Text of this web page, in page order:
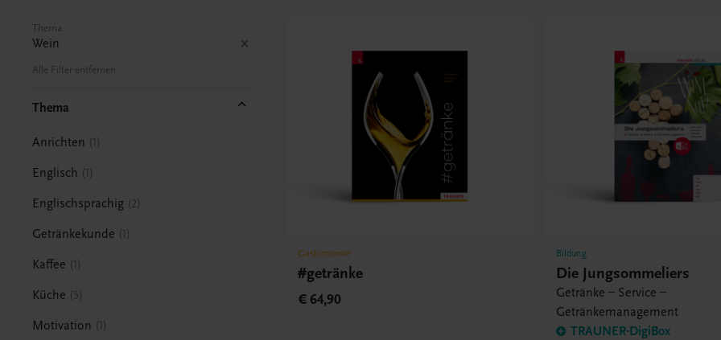
Thema
Wein
Alle Filter entfernen
Thema
Anrichten 1
Englisch 1
Englischsprachig 2
Getränkekunde 1
Kaffee 1
Küche 5
Motivation 1
Gastronomie
#getränke
€ 64,90
Bildung
Die Jungsommeliers
Getränke – Service –
Getränkemanagement
TRAUNER-DigiBox